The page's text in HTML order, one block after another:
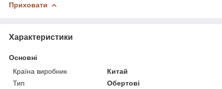
Приховати
Характеристики
Основні
Країна виробник
Китай
Тип
Обертові